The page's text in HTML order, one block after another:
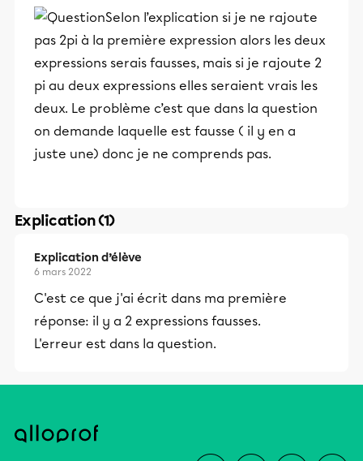
Selon l’explication si je ne rajoute
pas 2pi à la première expression alors les deux
expressions serais fausses, mais si je rajoute 2
pi au deux expressions elles seraient vrais les
deux. Le problème c’est que dans la question
on demande laquelle est fausse ( il y en a
juste une) donc je ne comprends pas.
Explication (1)
Explication d’élève
6 mars 2022
C'est ce que j'ai écrit dans ma première
réponse: il y a 2 expressions fausses.
L'erreur est dans la question.